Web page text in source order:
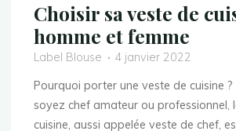
Choisir sa veste de
homme et femme
Label Blouse
4 janvier 2022
Pourquoi porter une veste de cuisine
soyez chef amateur ou professionnel,
cuisine, aussi appelée veste de chef,